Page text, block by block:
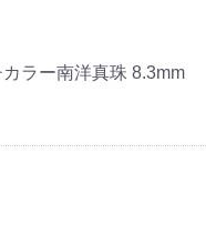
ラー南洋真珠 8.3mm